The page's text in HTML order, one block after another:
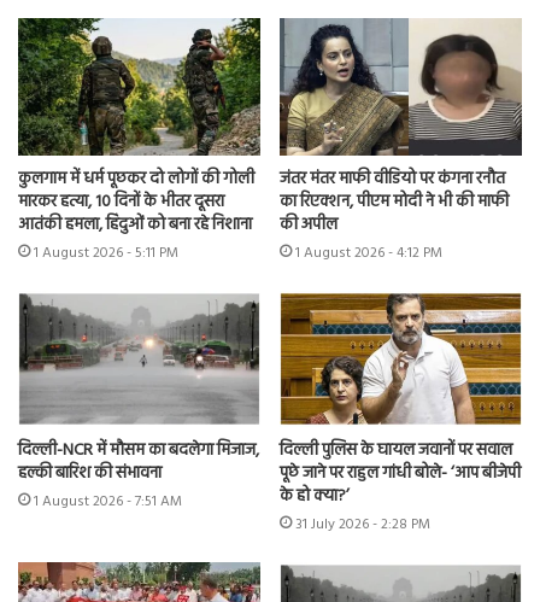
कुलगाम में धर्म पूछकर दो लोगों की गोली
मारकर हत्या, 10 दिनों के भीतर दूसरा
आतंकी हमला, हिंदुओं को बना रहे निशाना
1 August 2026 - 5:11 PM
जंतर मंतर माफी वीडियो पर कंगना रनौत
का रिएक्शन, पीएम मोदी ने भी की माफी
की अपील
1 August 2026 - 4:12 PM
दिल्ली-NCR में मौसम का बदलेगा मिजाज,
हल्की बारिश की संभावना
1 August 2026 - 7:51 AM
दिल्ली पुलिस के घायल जवानों पर सवाल
पूछे जाने पर राहुल गांधी बोले- ‘आप बीजेपी
के हो क्या?’
31 July 2026 - 2:28 PM